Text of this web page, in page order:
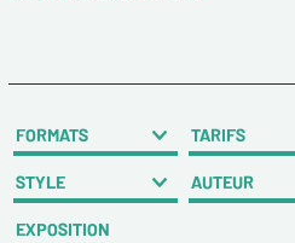
FORMATS TARIFS
STYLE AUTEUR
EXPOSITION